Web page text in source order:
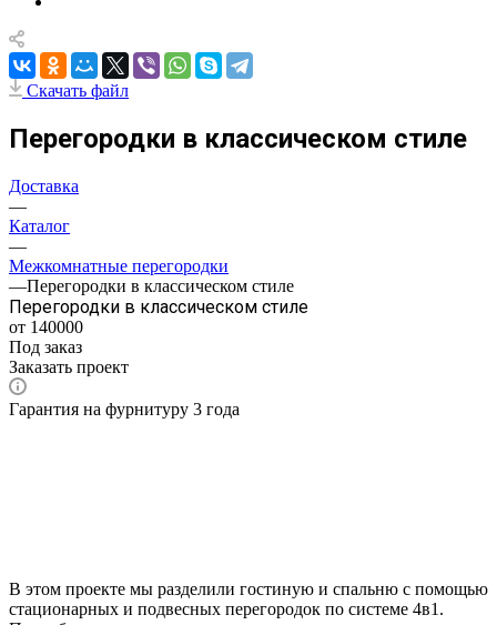
Скачать файл
Перегородки в классическом стиле
Доставка
—
Каталог
—
Межкомнатные перегородки
—Перегородки в классическом стиле
Перегородки в классическом стиле
от 140000
Под заказ
Заказать проект
Гарантия на фурнитуру 3 года
В этом проекте мы разделили гостиную и спальню с помощью
стационарных и подвесных перегородок по системе 4в1.